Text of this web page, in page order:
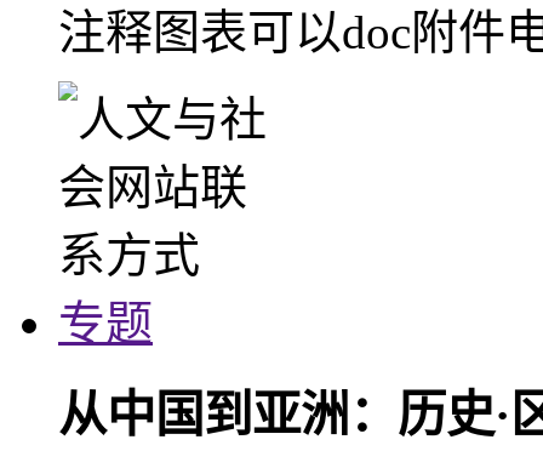
注释图表可以doc附件
专题
从中国到亚洲：历史·